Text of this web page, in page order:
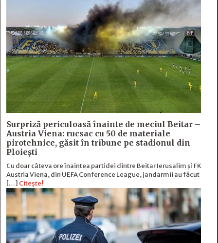
Surpriză periculoasă înainte de meciul Beitar –
Austria Viena: rucsac cu 50 de materiale
pirotehnice, găsit în tribune pe stadionul din
Ploiești
Cu doar câteva ore înaintea partidei dintre Beitar Ierusalim și FK
Austria Viena, din UEFA Conference League, jandarmii au făcut
[…] Citește!